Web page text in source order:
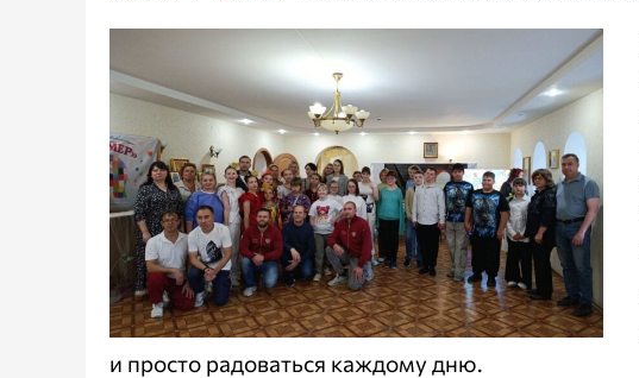
и просто радоваться каждому дню.